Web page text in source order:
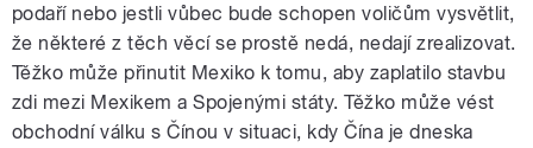
podaří nebo jestli vůbec bude schopen voličům vysvětlit,
že některé z těch věcí se prostě nedá, nedají zrealizovat.
Těžko může přinutit Mexiko k tomu, aby zaplatilo stavbu
zdi mezi Mexikem a Spojenými státy. Těžko může vést
obchodní válku s Čínou v situaci, kdy Čína je dneska